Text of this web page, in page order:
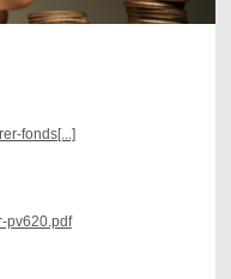
fonds[...]
pv620.pdf